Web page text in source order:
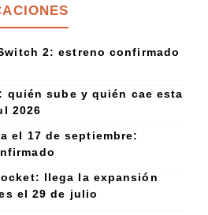
2: estreno confirmado
quién sube y quién cae esta
2026
el 17 de septiembre:
llega la expansión
el 29 de julio